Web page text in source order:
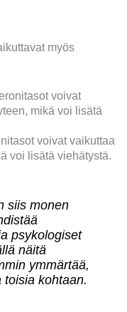
myös
voivat
mikä voi lisätä
voivat vaikuttaa
voi lisätä viehätystä.
siis monen
psykologiset
näitä
ymmärtää,
kohtaan.